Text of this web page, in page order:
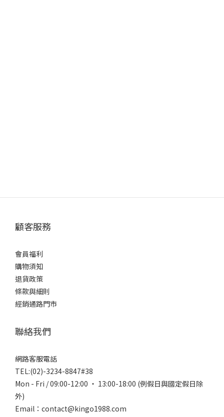
顧客服務
會員福利
購物須知
退貨政策
條款與細則
經銷通路門市
聯絡我們
網路客服電話
TEL:(02)-3234-8847#38
Mon - Fri / 09:00-12:00 ‧ 13:00-18:00 (例假日與國定假日除
外)
Email：contact@kingo1988.com